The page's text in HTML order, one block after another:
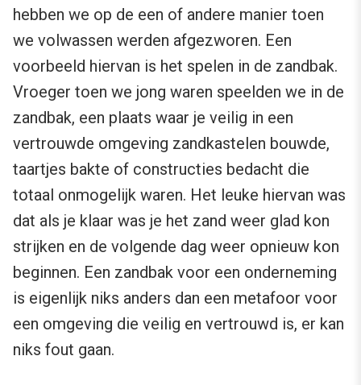
hebben we op de een of andere manier toen
we volwassen werden afgezworen. Een
voorbeeld hiervan is het spelen in de zandbak.
Vroeger toen we jong waren speelden we in de
zandbak, een plaats waar je veilig in een
vertrouwde omgeving zandkastelen bouwde,
taartjes bakte of constructies bedacht die
totaal onmogelijk waren. Het leuke hiervan was
dat als je klaar was je het zand weer glad kon
strijken en de volgende dag weer opnieuw kon
beginnen. Een zandbak voor een onderneming
is eigenlijk niks anders dan een metafoor voor
een omgeving die veilig en vertrouwd is, er kan
niks fout gaan.